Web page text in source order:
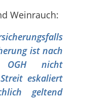
Weinrauch:
ist nach
OGH nicht
eskaliert
geltend